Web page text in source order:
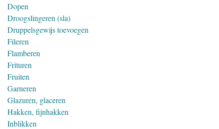
Dopen
Droogslingeren (sla)
Druppelsgewijs toevoegen
Fileren
Flamberen
Frituren
Fruiten
Garneren
Glazuren, glaceren
Hakken, fijnhakken
Inblikken